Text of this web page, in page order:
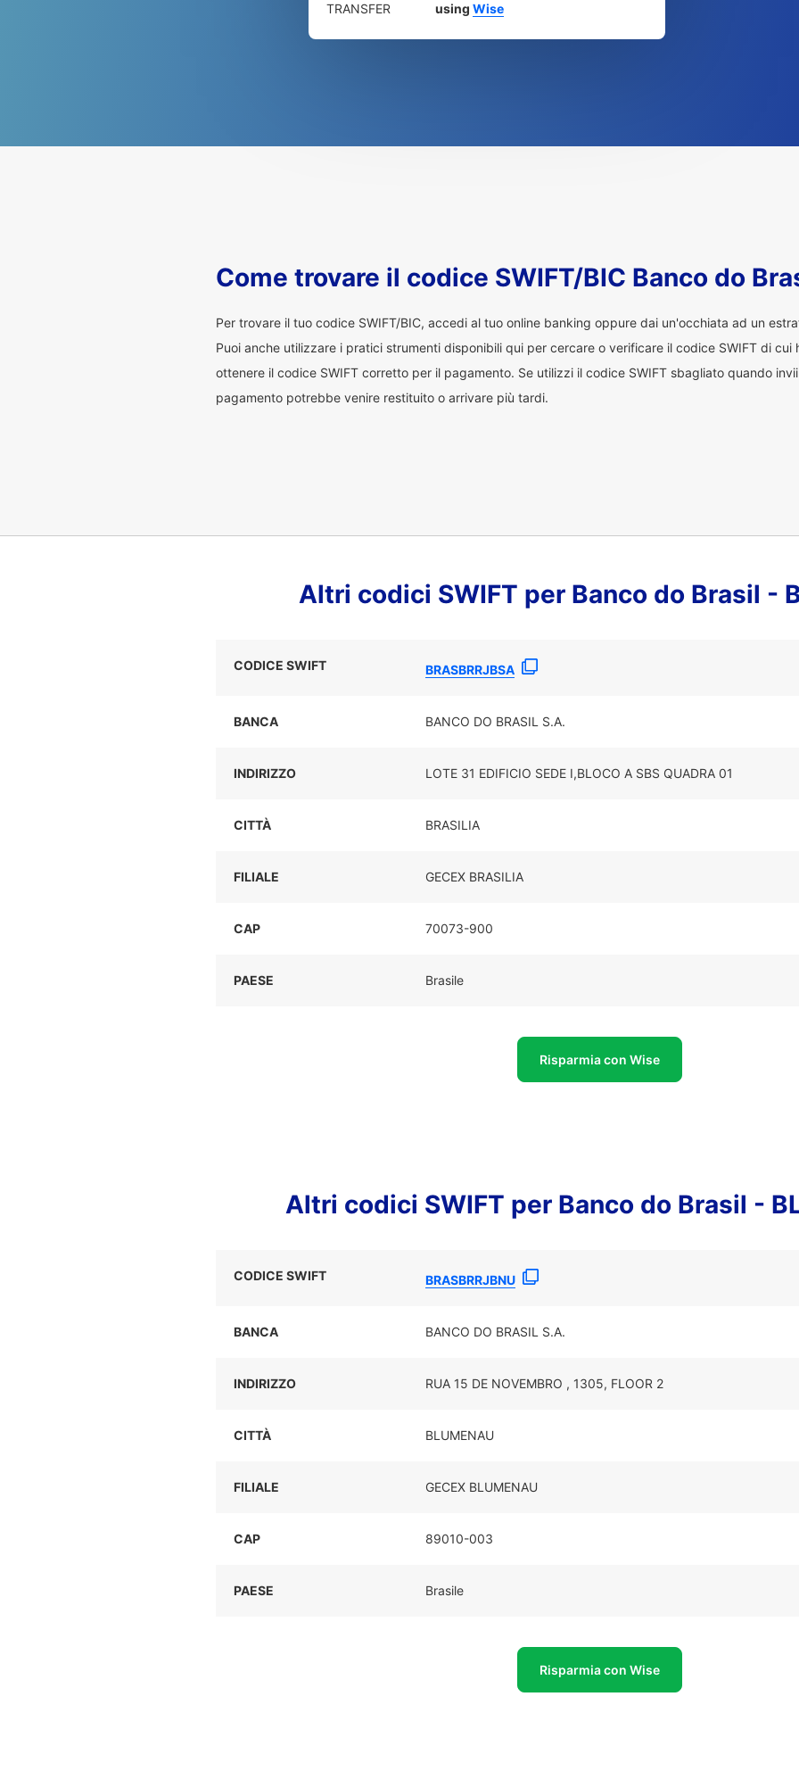
TRANSFER
using Wise
Come trovare il codice SWIFT/BIC Banco do
Per trovare il tuo codice SWIFT/BIC, accedi al tuo online banking oppure dai un'occhiata ad un
Puoi anche utilizzare i pratici strumenti disponibili qui per cercare o verificare il codice SWIFT di cui
ottenere il codice SWIFT corretto per il pagamento. Se utilizzi il codice SWIFT sbagliato quando
pagamento potrebbe venire restituito o arrivare più tardi.
Altri codici SWIFT per Banco do Brasil -
CODICE SWIFT BRASBRRJBSA
BANCA BANCO DO BRASIL S.A.
INDIRIZZO LOTE 31 EDIFICIO SEDE I,BLOCO A SBS QUADRA 01
CITTÀ BRASILIA
FILIALE GECEX BRASILIA
CAP 70073-900
PAESE Brasile
Risparmia con Wise
Altri codici SWIFT per Banco do Brasil -
CODICE SWIFT BRASBRRJBNU
BANCA BANCO DO BRASIL S.A.
INDIRIZZO RUA 15 DE NOVEMBRO , 1305, FLOOR 2
CITTÀ BLUMENAU
FILIALE GECEX BLUMENAU
CAP 89010-003
PAESE Brasile
Risparmia con Wise